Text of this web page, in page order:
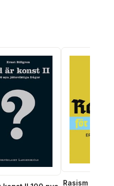
Rasism för